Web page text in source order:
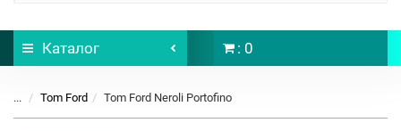
Каталог : 0
... Tom Ford Tom Ford Neroli Portofino